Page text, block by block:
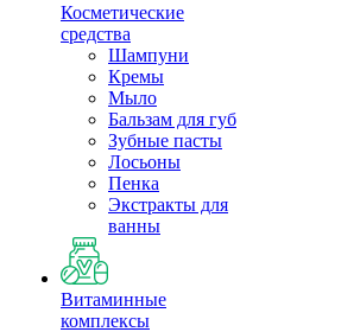
Косметические
средства
Шампуни
Кремы
Мыло
Бальзам для губ
Зубные пасты
Лосьоны
Пенка
Экстракты для
ванны
Витаминные
комплексы